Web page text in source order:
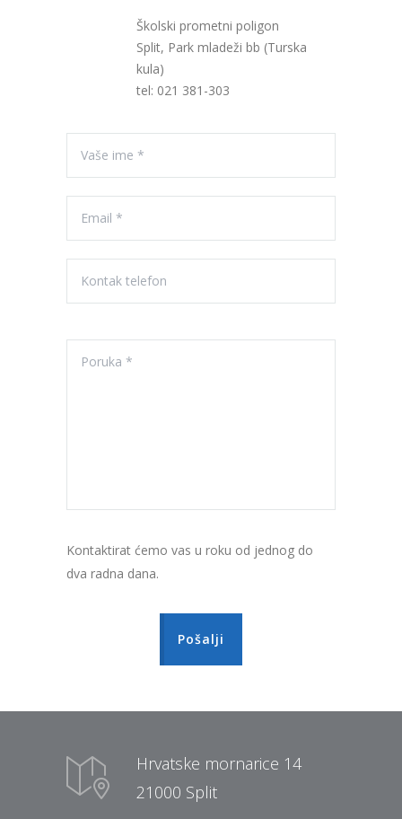
Školski prometni poligon
Split, Park mladeži bb (Turska
kula)
tel: 021 381-303
Kontaktirat ćemo vas u roku od jednog do
dva radna dana.
Pošalji
Hrvatske mornarice 14
21000 Split